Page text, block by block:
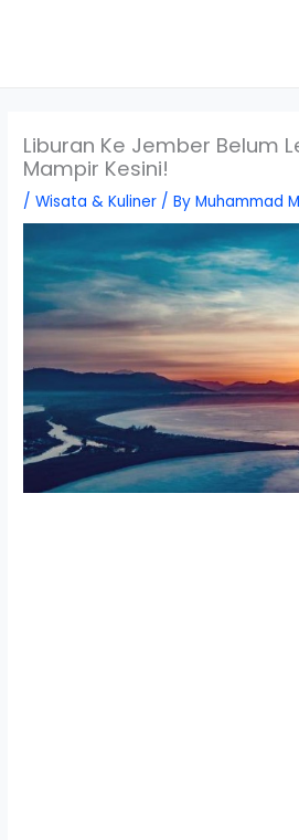
Liburan Ke Jember Belum
Mampir Kesini!
/Wisata & Kuliner / ByMuhammad